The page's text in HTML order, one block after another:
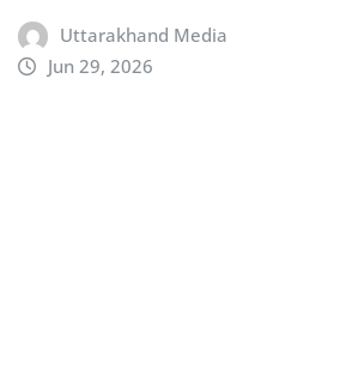
Uttarakhand Media
Jun 29, 2026